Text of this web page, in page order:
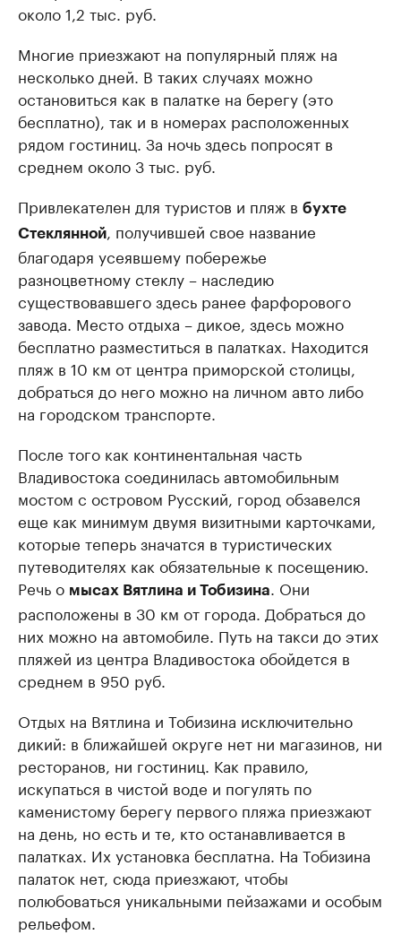
около 1,2 тыс. руб.
Многие приезжают на популярный пляж на
несколько дней. В таких случаях можно
остановиться как в палатке на берегу (это
бесплатно), так и в номерах расположенных
рядом гостиниц. За ночь здесь попросят в
среднем около 3 тыс. руб.
Привлекателен для туристов и пляж в бухте
Стеклянной, получившей свое название
благодаря усеявшему побережье
разноцветному стеклу – наследию
существовавшего здесь ранее фарфорового
завода. Место отдыха – дикое, здесь можно
бесплатно разместиться в палатках. Находится
пляж в 10 км от центра приморской столицы,
добраться до него можно на личном авто либо
на городском транспорте.
После того как континентальная часть
Владивостока соединилась автомобильным
мостом с островом Русский, город обзавелся
еще как минимум двумя визитными карточками,
которые теперь значатся в туристических
путеводителях как обязательные к посещению.
Речь о мысах Вятлина и Тобизина. Они
расположены в 30 км от города. Добраться до
них можно на автомобиле. Путь на такси до этих
пляжей из центра Владивостока обойдется в
среднем в 950 руб.
Отдых на Вятлина и Тобизина исключительно
дикий: в ближайшей округе нет ни магазинов, ни
ресторанов, ни гостиниц. Как правило,
искупаться в чистой воде и погулять по
каменистому берегу первого пляжа приезжают
на день, но есть и те, кто останавливается в
палатках. Их установка бесплатна. На Тобизина
палаток нет, сюда приезжают, чтобы
полюбоваться уникальными пейзажами и особым
рельефом.